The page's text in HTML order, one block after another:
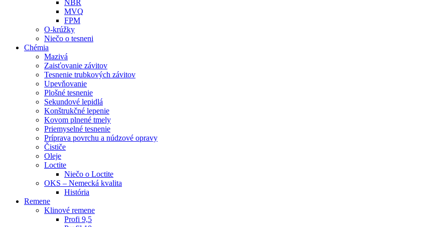
NBR
MVQ
FPM
O-krúžky
Niečo o tesneni
Chémia
Mazivá
Zaisťovanie závitov
Tesnenie trubkových závitov
Upevňovanie
Plošné tesnenie
Sekundové lepidlá
Konštrukčné lepenie
Kovom plnené tmely
Priemyselné tesnenie
Príprava povrchu a núdzové opravy
Čističe
Oleje
Loctite
Niečo o Loctite
OKS – Nemecká kvalita
História
Remene
Klinové remene
Profi 9,5